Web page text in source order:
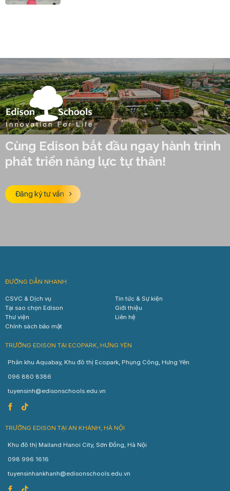
Cùng Edison bắt đầu ngay hành trình
phát triển năng lực tự thân!
Đăng ký tư vấn
ĐƯỜNG DẪN NHANH
CSVC & Dịch vụ
Tin tức & Sự kiện
Tại sao chọn Edison
Giới thiệu
Thư viện
Liên hệ
Chính sách bảo mật
TRƯỜNG EDISON TẠI ECOPARK, HƯNG YÊN
Phân khu Aquabay, Khu đô thị Ecopark, Phụng Công, Hưng Yên
096 880 8386
tuyensinh@edisonschools.edu.vn
TRƯỜNG EDISON TẠI AN KHÁNH, HÀ NỘI
Khu đô thị Mailand Hanoi City, Sơn Đồng, Hà Nội
098 996 1616
tuyensinhankhanh@edisonschools.edu.vn